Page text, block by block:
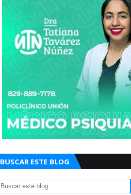
BUSCAR ESTE BLOG